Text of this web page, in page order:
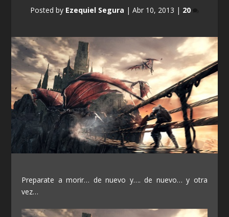
Posted by Ezequiel Segura | Abr 10, 2013 | 20
Preparate a morir… de nuevo y…. de nuevo… y otra
vez…